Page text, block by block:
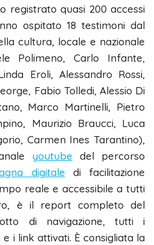
registrato quasi 200 accessi
ospitato 18 testimoni dal
cultura, locale e nazionale
Polimeno, Carlo Infante,
Eroli, Alessandro Rossi,
Fabio Tolledi, Alessio Di
Marco Martinelli, Pietro
Maurizio Braucci, Luca
Carmen Ines Tarantino),
youtube del percorso
digitale di facilitazione
reale e accessibile a tutti
è il report completo del
di navigazione, tutti i
i link attivati. È consigliata la